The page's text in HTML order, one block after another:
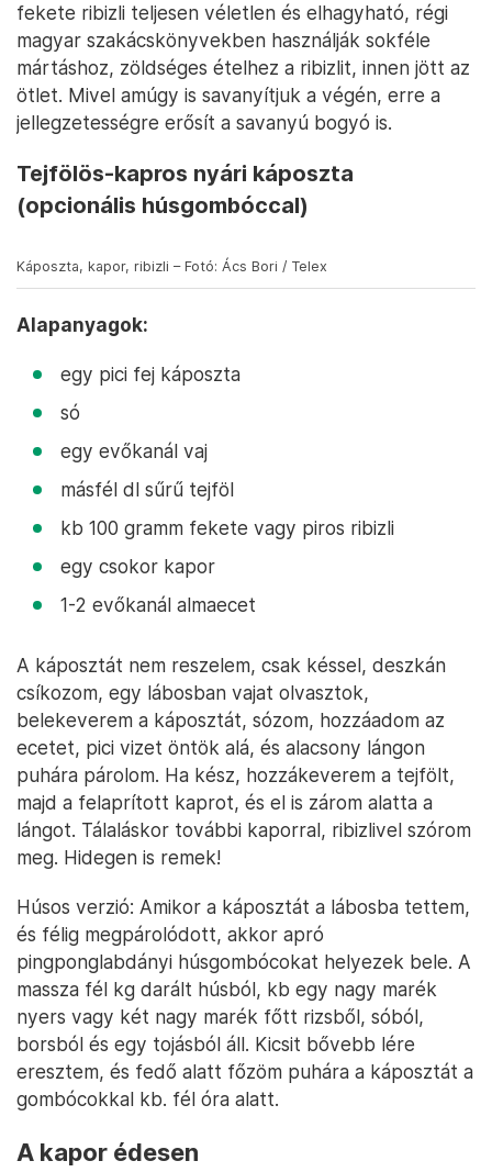
fekete ribizli teljesen véletlen és elhagyható, régi
magyar szakácskönyvekben használják sokféle
mártáshoz, zöldséges ételhez a ribizlit, innen jött az
ötlet. Mivel amúgy is savanyítjuk a végén, erre a
jellegzetességre erősít a savanyú bogyó is.
Tejfölös-kapros nyári káposzta
(opcionális húsgombóccal)
Káposzta, kapor, ribizli – Fotó: Ács Bori / Telex
Alapanyagok:
egy pici fej káposzta
só
egy evőkanál vaj
másfél dl sűrű tejföl
kb 100 gramm fekete vagy piros ribizli
egy csokor kapor
1-2 evőkanál almaecet
A káposztát nem reszelem, csak késsel, deszkán
csíkozom, egy lábosban vajat olvasztok,
belekeverem a káposztát, sózom, hozzáadom az
ecetet, pici vizet öntök alá, és alacsony lángon
puhára párolom. Ha kész, hozzákeverem a tejfölt,
majd a felaprított kaprot, és el is zárom alatta a
lángot. Tálaláskor további kaporral, ribizlivel szórom
meg. Hidegen is remek!
Húsos verzió: Amikor a káposztát a lábosba tettem,
és félig megpárolódott, akkor apró
pingponglabdányi húsgombócokat helyezek bele. A
massza fél kg darált húsból, kb egy nagy marék
nyers vagy két nagy marék főtt rizsből, sóból,
borsból és egy tojásból áll. Kicsit bővebb lére
eresztem, és fedő alatt főzöm puhára a káposztát a
gombócokkal kb. fél óra alatt.
A kapor édesen